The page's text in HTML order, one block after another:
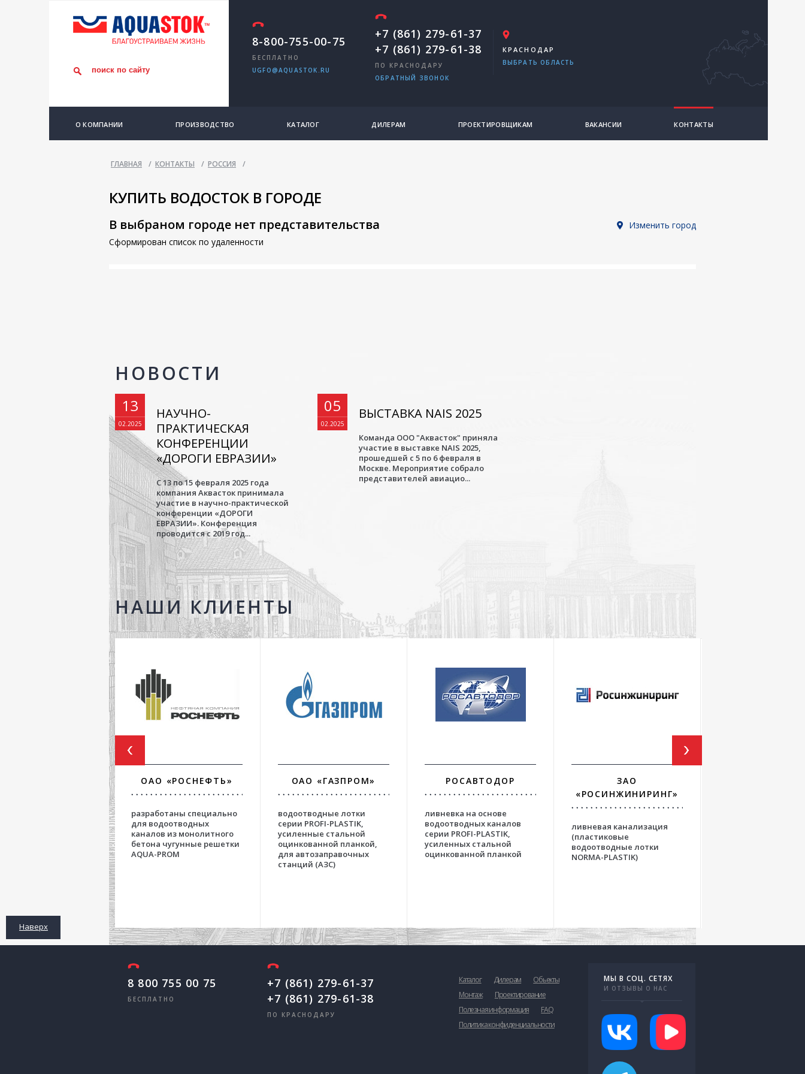
8-800-755-00-75
БЕСПЛАТНО
UGFO@AQUASTOK.RU
+7 (861) 279-61-37
+7 (861) 279-61-38
ПО КРАСНОДАРУ
ОБРАТНЫЙ ЗВОНОК
КРАСНОДАР
ВЫБРАТЬ ОБЛАСТЬ
О КОМПАНИИ ПРОИЗВОДСТВО КАТАЛОГ ДИЛЕРАМ ПРОЕКТИРОВЩИКАМ ВАКАНСИИ КОНТАКТЫ
ГЛАВНАЯ / КОНТАКТЫ / РОССИЯ /
КУПИТЬ ВОДОСТОК В ГОРОДЕ
В выбраном городе нет представительства
Сформирован список по удаленности
Изменить город
НОВОСТИ
13
02.2025
НАУЧНО-
ПРАКТИЧЕСКАЯ
КОНФЕРЕНЦИИ
«ДОРОГИ ЕВРАЗИИ»
С 13 по 15 февраля 2025 года
компания Аквасток принимала
участие в научно-практической
конференции «ДОРОГИ
ЕВРАЗИИ». Конференция
проводится с 2019 год...
05
02.2025
ВЫСТАВКА NAIS 2025
Команда ООО "Аквасток" приняла
участие в выставке NAIS 2025,
прошедшей с 5 по 6 февраля в
Москве. Мероприятие собрало
представителей авиацио...
НАШИ КЛИЕНТЫ
ОАО «РОСНЕФТЬ»
разработаны специально
для водоотводных
каналов из монолитного
бетона чугунные решетки
AQUA-PROM
ОАО «ГАЗПРОМ»
водоотводные лотки
серии PROFI-PLASTIK,
усиленные стальной
оцинкованной планкой,
для автозаправочных
станций (АЗС)
РОСАВТОДОР
ливневка на основе
водоотводных каналов
серии PROFI-PLASTIK,
усиленных стальной
оцинкованной планкой
ЗАО
«РОСИНЖИНИРИНГ»
ливневая канализация
(пластиковые
водоотводные лотки
NORMA-PLASTIK)
Наверх
8 800 755 00 75
БЕСПЛАТНО
+7 (861) 279-61-37
+7 (861) 279-61-38
ПО КРАСНОДАРУ
Каталог Дилерам
Обьекты
Монтаж
Проектирование
Полезная информация
FAQ
Политика конфиденциальности
МЫ В СОЦ. СЕТЯХ
И ОТЗЫВЫ О НАС